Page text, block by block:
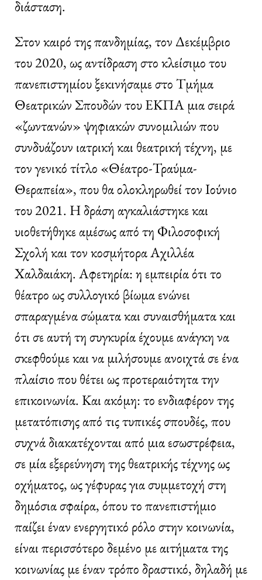
διάσταση.
Στον καιρό της πανδημίας, τον Δεκέμβριο
του 2020, ως αντίδραση στο κλείσιμο του
πανεπιστημίου ξεκινήσαμε στο Τμήμα
Θεατρικών Σπουδών του ΕΚΠΑ μια σειρά
«ζωντανών» ψηφιακών συνομιλιών που
συνδυάζουν ιατρική και θεατρική τέχνη, με
τον γενικό τίτλο «Θέατρο-Τραύμα-
Θεραπεία», που θα ολοκληρωθεί τον Ιούνιο
του 2021. Η δράση αγκαλιάστηκε και
υιοθετήθηκε αμέσως από τη Φιλοσοφική
Σχολή και τον κοσμήτορα Αχιλλέα
Χαλδαιάκη. Αφετηρία: η εμπειρία ότι το
θέατρο ως συλλογικό βίωμα ενώνει
σπαραγμένα σώματα και συναισθήματα και
ότι σε αυτή τη συγκυρία έχουμε ανάγκη να
σκεφθούμε και να μιλήσουμε ανοιχτά σε ένα
πλαίσιο που θέτει ως προτεραιότητα την
επικοινωνία. Και ακόμη: το ενδιαφέρον της
μετατόπισης από τις τυπικές σπουδές, που
συχνά διακατέχονται από μια εσωστρέφεια,
σε μία εξερεύνηση της θεατρικής τέχνης ως
οχήματος, ως γέφυρας για συμμετοχή στη
δημόσια σφαίρα, όπου το πανεπιστήμιο
παίζει έναν ενεργητικό ρόλο στην κοινωνία,
είναι περισσότερο δεμένο με αιτήματα της
κοινωνίας με έναν τρόπο δραστικό, δηλαδή με